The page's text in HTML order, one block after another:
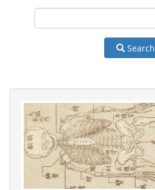
Search